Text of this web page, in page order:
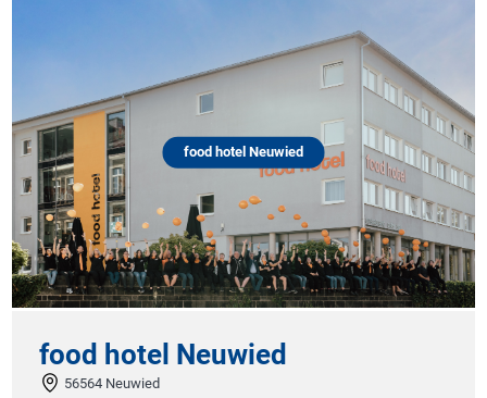
food hotel Neuwied
food hotel Neuwied
56564 Neuwied